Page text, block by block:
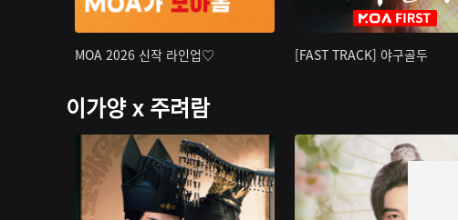
MOA 2026 신작 라인업♡ [FAST TRACK] 야구골두
이가양 x 주려람